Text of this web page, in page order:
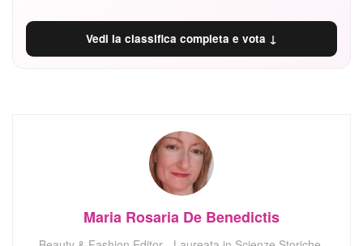
Vedi la classifica completa e vota ↓
Maria Rosaria De Benedictis